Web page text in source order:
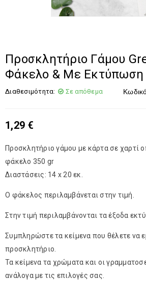
Προσκλητήριο Γάμου
Φάκελο & Με Εκτύπωση
Διαθεσιμότητα: Σε απόθεμα
1,29 €
Προσκλητήριο γάμου με κάρτα σε χαρτί
φάκελο 350 gr
Διαστάσεις: 14 x 20 εκ.
Ο φάκελος περιλαμβάνεται στην τιμή.
Στην τιμή περιλαμβάνονται τα έξοδα
Συμπληρώστε τα κείμενα που θέλετε να
προσκλητήριο.
Τα κείμενα τα χρώματα και οι
ανάλογα με τις επιλογές σας.